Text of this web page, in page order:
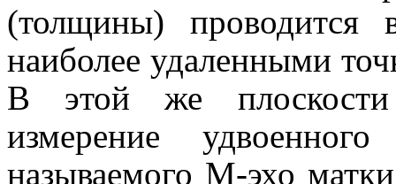
(толщины) проводится
наиболее удаленными
В этой же плоскости
измерение
называемого М-эхо